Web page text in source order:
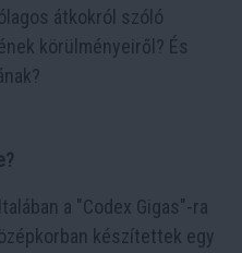
átkokról szóló
körülményeiről? És
a "Codex Gigas"-ra
készítettek egy